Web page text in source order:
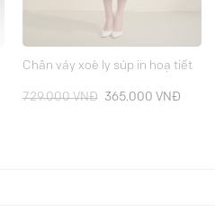
Chân váy xoè ly súp in hoạ tiết
729.000VNĐ
Giá
365.000 VNĐGiá